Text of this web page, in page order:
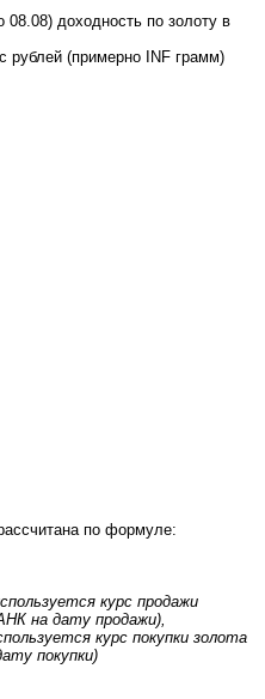
08.08) доходность по золоту в
рублей (примерно INF грамм)
по формуле:
курс продажи
на дату продажи),
курс покупки золота
покупки)